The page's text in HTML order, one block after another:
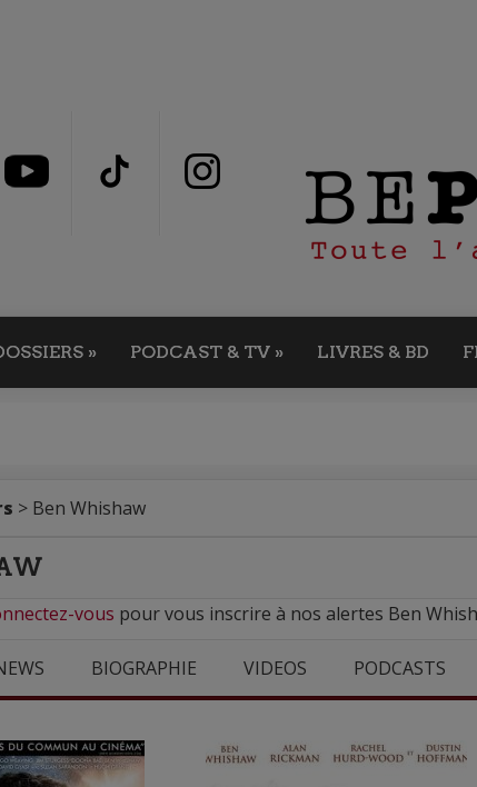
» PODCAST & TV » LIVRES & BD
> Ben Whishaw
vous pour vous inscrire à nos alertes Ben
BIOGRAPHIE VIDEOS PODCASTS